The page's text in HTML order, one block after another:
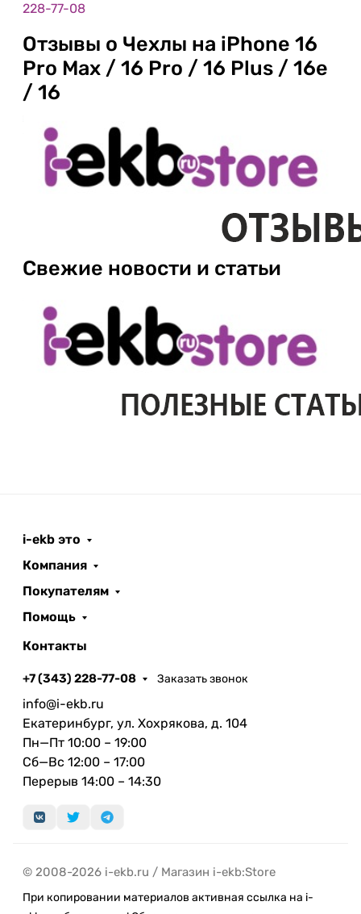
228-77-08
Отзывы о Чехлы на iPhone 16
Pro Max / 16 Pro / 16 Plus / 16e
/ 16
Свежие новости и статьи
i-ekb это
Компания
Покупателям
Помощь
Контакты
+7 (343) 228-77-08 Заказать звонок
info@i-ekb.ru
Екатеринбург, ул. Хохрякова, д. 104
Пн—Пт 10:00 – 19:00
Сб—Вс 12:00 – 17:00
Перерыв 14:00 – 14:30
© 2008-2026 i-ekb.ru / Магазин i-ekb:Store
При копировании материалов активная ссылка на i-